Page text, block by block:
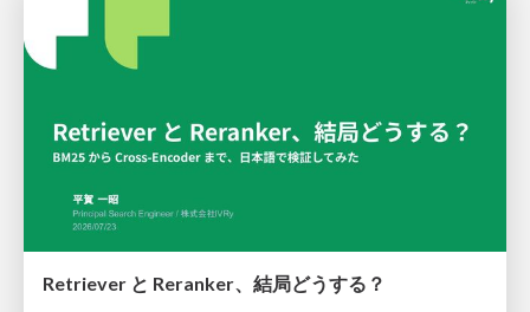
Retriever と Reranker、結局どうする？